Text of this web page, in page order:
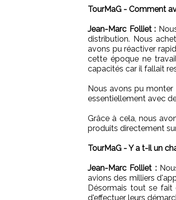
TourMaG - Comment
Jean-Marc Folliet :
distribution. Nous
avons pu réactiver
cette époque ne
capacités car il fallait
Nous avons pu
essentiellement avec
Grâce à cela, nous
produits directement
TourMaG - Y a t-il un
Jean-Marc Folliet :
avions des milliers
Désormais tout se fait
d'effectuer leurs